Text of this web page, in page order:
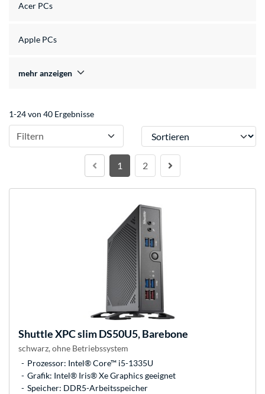
Acer PCs
Apple PCs
mehr anzeigen
1-24 von 40 Ergebnisse
Filtern Sortieren
1 2
ShuttleXPC slim DS50U5, Barebone
schwarz, ohne Betriebssystem
Prozessor: Intel® Core™ i5-1335U
Grafik: Intel® Iris® Xe Graphics geeignet
Speicher: DDR5-Arbeitsspeicher